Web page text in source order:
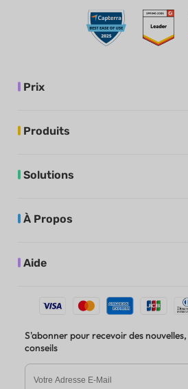
Prix
Produits
Solutions
À Propos
Aide
S'abonner pour recevoir des
conseils